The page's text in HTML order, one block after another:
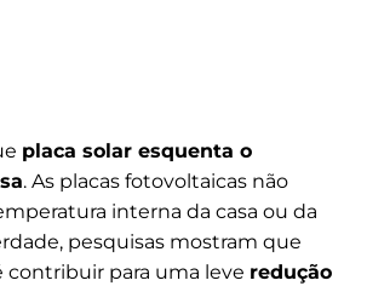
placa solar esquenta o
. As placas fotovoltaicas não
interna da casa ou da
pesquisas mostram que
contribuir para uma leve redução